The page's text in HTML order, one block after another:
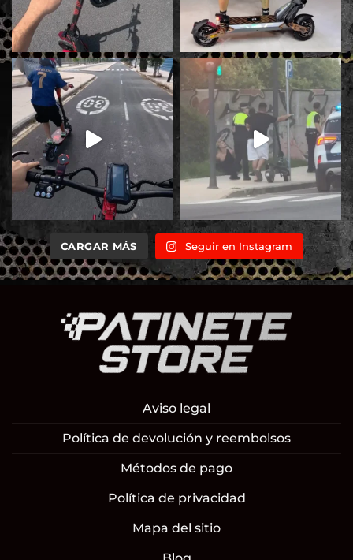
CARGAR MÁS Seguir en Instagram
Aviso legal
Política de devolución y reembolsos
Métodos de pago
Política de privacidad
Mapa del sitio